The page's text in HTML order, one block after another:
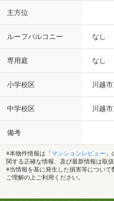
主方位
ルーフバルコニー なし
専用庭 なし
小学校区 川越
中学校区 川越
備考
※本物件情報は「 マンションレビュー
関する正確な情報、及び最新情報は取
※当情報を基に発生した損害等につい
ご理解の上ご利用ください。